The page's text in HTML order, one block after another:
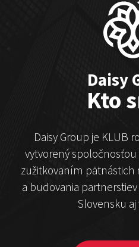
Čekovský
Show
Stand-up &
Daisy
Kto
Daisy Group je KLUB
vytvorený spoločnosťou
zužitkovaním pätnástich
a budovania
Slovensku aj